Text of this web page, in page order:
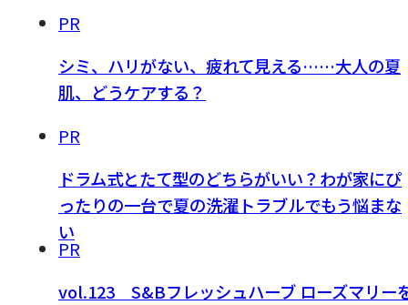
PR
シミ、ハリがない、疲れて見える……大人の夏
肌、どうケアする？
PR
ドラム式とたて型のどちらがいい？わが家にぴ
ったりの一台で夏の洗濯トラブルでもう悩まな
い
PR
vol.123 S&Bフレッシュハーブ ローズマリー